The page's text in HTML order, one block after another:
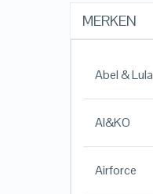
MERKEN
Abel & Lula
AI&KO
Airforce